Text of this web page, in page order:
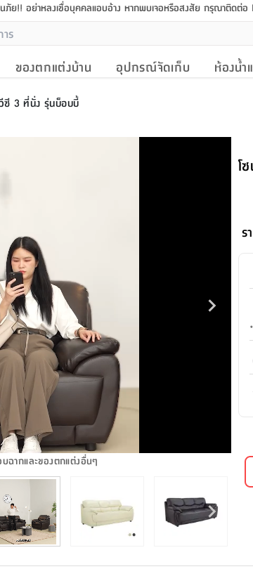
ภัย!! อย่าหลงเชื่อบุคคลแอบอ้าง หากพบเจอหรือสงสัย กรุณาติดต่
ของตกแต่งบ้าน อุปกรณ์จัดเก็บ ห้องน้ำ
ซี 3 ที่นั่ง รุ่นบ็อบบี้
ฉากและของตกแต่งอื่นๆ
โ
ร